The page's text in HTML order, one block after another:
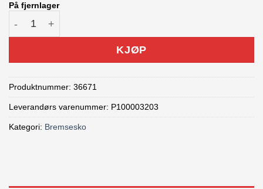
På fjernlager
SwissStop FlashPro BXP Alu bremseklosser antall
KJØP
Produktnummer: 36671
Leverandørs varenummer: P100003203
Kategori: Bremsesko